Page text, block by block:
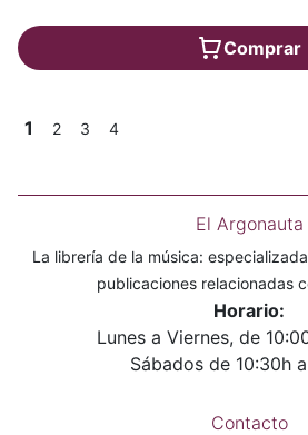
Comprar
1 2 3 4
El Argonauta
La librería de la música:
publicaciones relacionadas
Horario:
Lunes a Viernes, de
Sábados de 10:30h
Contacto